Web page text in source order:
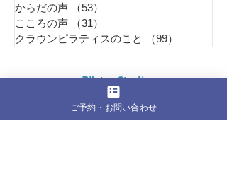
からだの声
（53）
こころの声
（31）
クラウンピラティスのこと
（99）
Pilates Studio
Refi
ご予約・お問い合わせ